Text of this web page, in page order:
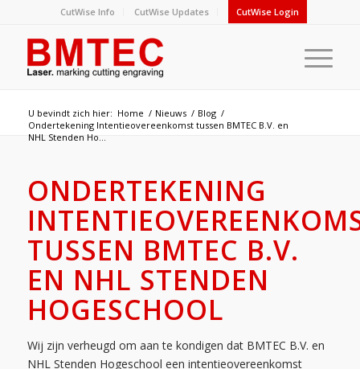
CutWise Info CutWise Updates CutWise Login
U bevindt zich hier: Home / Nieuws / Blog /
Ondertekening Intentieovereenkomst tussen BMTEC B.V. en
NHL Stenden Ho...
ONDERTEKENING
TUSSEN BMTEC B.V.
EN NHL STENDEN
HOGESCHOOL
Wij zijn verheugd om aan te kondigen dat BMTEC B.V. en
NHL Stenden Hogeschool een intentieovereenkomst